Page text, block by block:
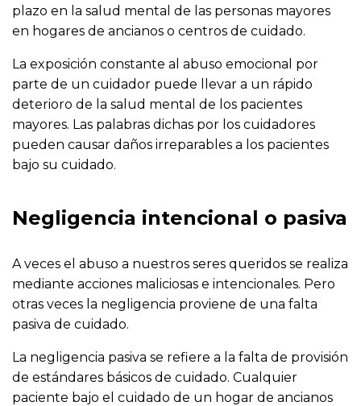
plazo en la salud mental de las personas mayores
en hogares de ancianos o centros de cuidado.
La exposición constante al abuso emocional por
parte de un cuidador puede llevar a un rápido
deterioro de la salud mental de los pacientes
mayores. Las palabras dichas por los cuidadores
pueden causar daños irreparables a los pacientes
bajo su cuidado.
Negligencia intencional o pasiva
A veces el abuso a nuestros seres queridos se realiza
mediante acciones maliciosas e intencionales. Pero
otras veces la negligencia proviene de una falta
pasiva de cuidado.
La negligencia pasiva se refiere a la falta de provisión
de estándares básicos de cuidado. Cualquier
paciente bajo el cuidado de un hogar de ancianos